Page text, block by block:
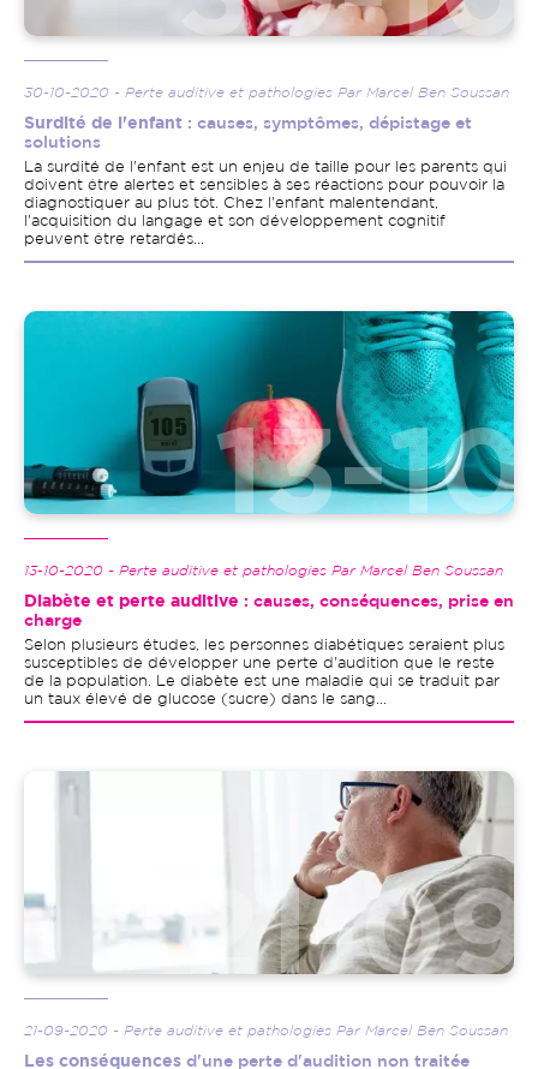
30-10-2020 - Perte auditive et pathologies Par Marcel Ben Soussan
Surdité de l'enfant : causes, symptômes, dépistage et
solutions
La surdité de l'enfant est un enjeu de taille pour les parents qui
doivent être alertes et sensibles à ses réactions pour pouvoir la
diagnostiquer au plus tôt. Chez l'enfant malentendant,
l'acquisition du langage et son développement cognitif
peuvent être retardés...
Image
13-10-2020 - Perte auditive et pathologies Par Marcel Ben Soussan
Diabète et perte auditive : causes, conséquences, prise en
charge
Selon plusieurs études, les personnes diabétiques seraient plus
susceptibles de développer une perte d'audition que le reste
de la population. Le diabète est une maladie qui se traduit par
un taux élevé de glucose (sucre) dans le sang...
21-09-2020 - Perte auditive et pathologies Par Marcel Ben Soussan
Les conséquences d'une perte d'audition non traitée